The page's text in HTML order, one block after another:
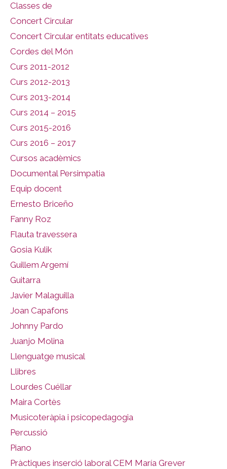
Classes de
Concert Circular
Concert Circular entitats educatives
Cordes del Món
Curs 2011-2012
Curs 2012-2013
Curs 2013-2014
Curs 2014 – 2015
Curs 2015-2016
Curs 2016 – 2017
Cursos acadèmics
Documental Persimpatia
Equip docent
Ernesto Briceño
Fanny Roz
Flauta travessera
Gosia Kulik
Guillem Argemí
Guitarra
Javier Malaguilla
Joan Capafons
Johnny Pardo
Juanjo Molina
Llenguatge musical
Llibres
Lourdes Cuéllar
Maira Cortès
Musicoteràpia i psicopedagogia
Percussió
Piano
Pràctiques inserció laboral CEM María Grever